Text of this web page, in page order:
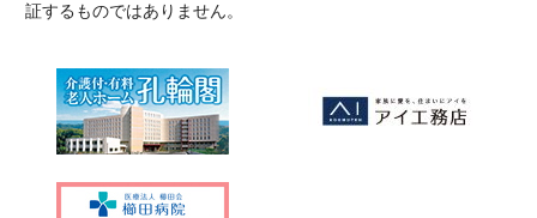
証するものではありません。